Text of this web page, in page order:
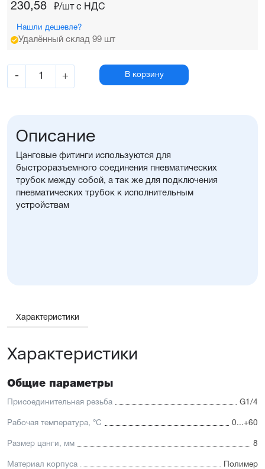
230,58 ₽/шт c НДС
Нашли дешевле?
Удалённый склад 99 шт
- + В корзину
Описание
Цанговые фитинги используются для
быстроразъемного соединения пневматических
трубок между собой, а так же для подключения
пневматических трубок к исполнительным
устройствам
Характеристики
Характеристики
Общие параметры
Присоединительная резьба G1/4
Рабочая температура, °С 0...+60
Размер цанги, мм 8
Материал корпуса Полимер